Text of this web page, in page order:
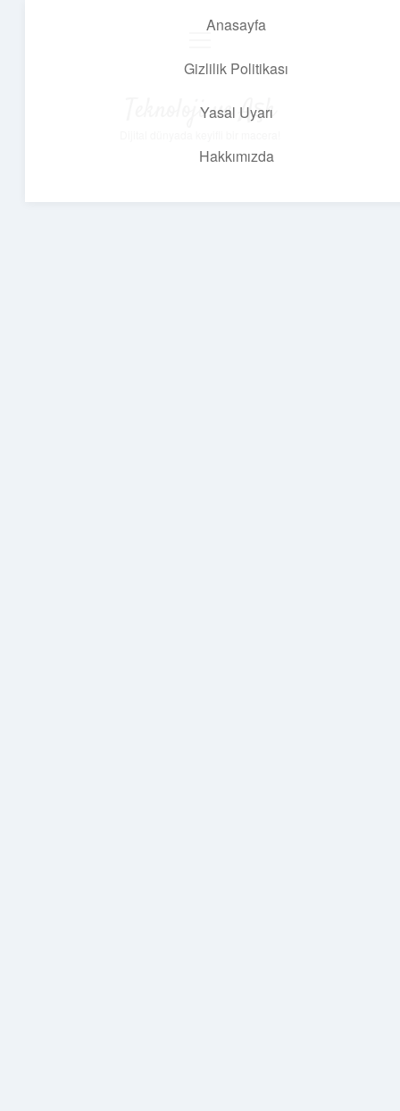
Anasayfa
Gizlilik Politikası
Yasal Uyarı
Hakkımızda
Teknoloji ve Aşk